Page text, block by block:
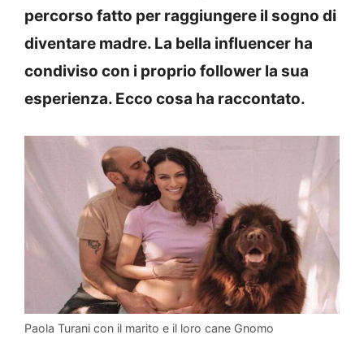
percorso fatto per raggiungere il sogno di
diventare madre. La bella influencer ha
condiviso con i proprio follower la sua
esperienza. Ecco cosa ha raccontato.
Paola Turani con il marito e il loro cane Gnomo